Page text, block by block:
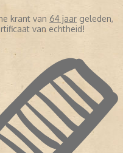
krant van 64 jaar geleden,
van echtheid!